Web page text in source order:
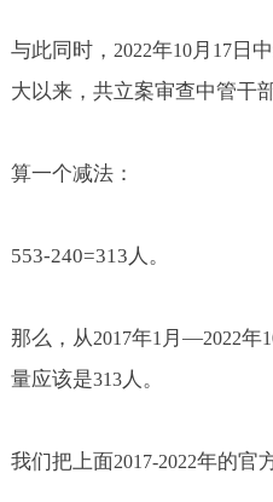
与此同时， 2022年10月 17日
大以来，共立案审查中管干
算一个减法：
553-240=313 人。
那么，从2017年1 月—2022年
量应该是313人。
我们把上面2017-2022年的官